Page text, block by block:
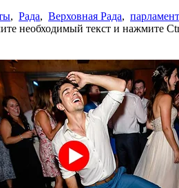
, Рада, Верховная Рада, парламент
необходимый текст и нажмите